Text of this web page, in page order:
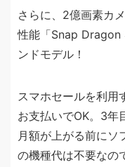
さらに、2億画素カ
性能「Snap Dragon
ンドモデル！
スマホセールを利用
お支払いでOK。3年
月額が上がる前にソ
の機種代は不要なの